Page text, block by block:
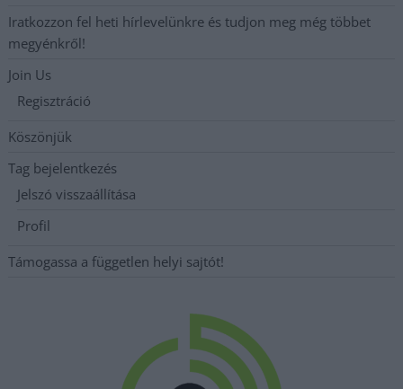
Iratkozzon fel heti hírlevelünkre és tudjon meg még többet
megyénkről!
Join Us
Regisztráció
Köszönjük
Tag bejelentkezés
Jelszó visszaállítása
Profil
Támogassa a független helyi sajtót!